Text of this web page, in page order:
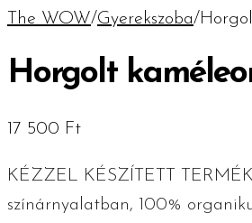
The WOW/Gyerekszoba/
Horgolt
17 500 Ft
KÉZZEL KÉSZÍTETT
színárnyalatban, 100%